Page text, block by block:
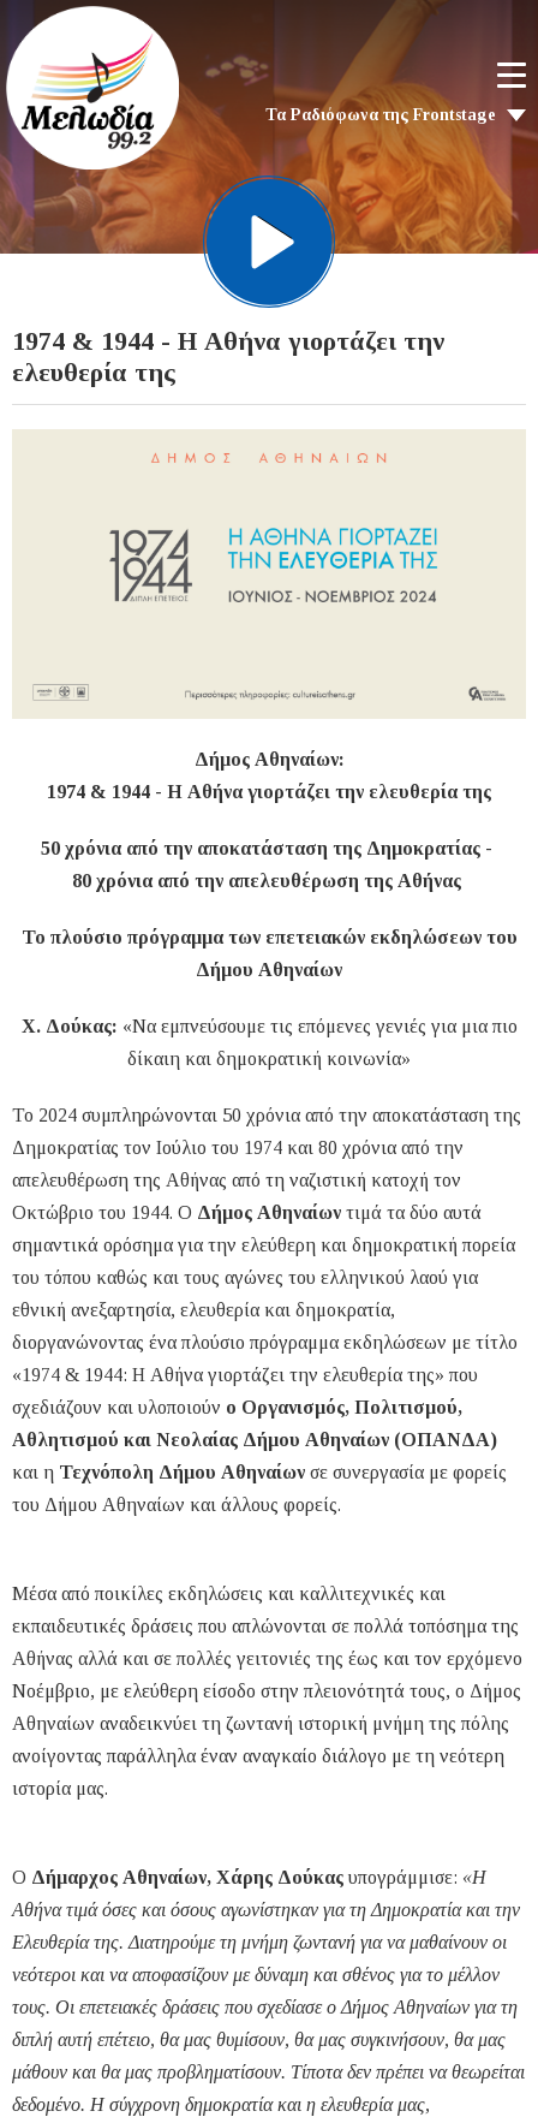
Τα Ραδιόφωνα της Frontstage
1974 & 1944 - Η Αθήνα γιορτάζει την
ελευθερία της
Δήμος Αθηναίων:
1974 & 1944 - Η Αθήνα γιορτάζει την ελευθερία της
50 χρόνια από την αποκατάσταση της Δημοκρατίας -
80 χρόνια από την απελευθέρωση της Αθήνας
Το πλούσιο πρόγραμμα των επετειακών εκδηλώσεων του
Δήμου Αθηναίων
Χ. Δούκας: «Να εμπνεύσουμε τις επόμενες γενιές για μια πιο
δίκαιη και δημοκρατική κοινωνία»
Το 2024 συμπληρώνονται 50 χρόνια από την αποκατάσταση της
Δημοκρατίας τον Ιούλιο του 1974 και 80 χρόνια από την
απελευθέρωση της Αθήνας από τη ναζιστική κατοχή τον
Οκτώβριο του 1944. Ο Δήμος Αθηναίων τιμά τα δύο αυτά
σημαντικά ορόσημα για την ελεύθερη και δημοκρατική πορεία
του τόπου καθώς και τους αγώνες του ελληνικού λαού για
εθνική ανεξαρτησία, ελευθερία και δημοκρατία,
διοργανώνοντας ένα πλούσιο πρόγραμμα εκδηλώσεων με τίτλο
«1974 & 1944: Η Αθήνα γιορτάζει την ελευθερία της» που
σχεδιάζουν και υλοποιούν ο Οργανισμός, Πολιτισμού,
Αθλητισμού και Νεολαίας Δήμου Αθηναίων (ΟΠΑΝΔΑ)
και η Τεχνόπολη Δήμου Αθηναίων σε συνεργασία με φορείς
του Δήμου Αθηναίων και άλλους φορείς.
Μέσα από ποικίλες εκδηλώσεις και καλλιτεχνικές και
εκπαιδευτικές δράσεις που απλώνονται σε πολλά τοπόσημα της
Αθήνας αλλά και σε πολλές γειτονιές της έως και τον ερχόμενο
Νοέμβριο, με ελεύθερη είσοδο στην πλειονότητά τους, ο Δήμος
Αθηναίων αναδεικνύει τη ζωντανή ιστορική μνήμη της πόλης
ανοίγοντας παράλληλα έναν αναγκαίο διάλογο με τη νεότερη
ιστορία μας.
Ο Δήμαρχος Αθηναίων, Χάρης Δούκας υπογράμμισε: «Η
Αθήνα τιμά όσες και όσους αγωνίστηκαν για τη Δημοκρατία και την
Ελευθερία της. Διατηρούμε τη μνήμη ζωντανή για να μαθαίνουν οι
νεότεροι και να αποφασίζουν με δύναμη και σθένος για το μέλλον
τους. Οι επετειακές δράσεις που σχεδίασε ο Δήμος Αθηναίων για τη
διπλή αυτή επέτειο, θα μας θυμίσουν, θα μας συγκινήσουν, θα μας
μάθουν και θα μας προβληματίσουν. Τίποτα δεν πρέπει να θεωρείται
δεδομένο. Η σύγχρονη δημοκρατία και η ελευθερία μας,